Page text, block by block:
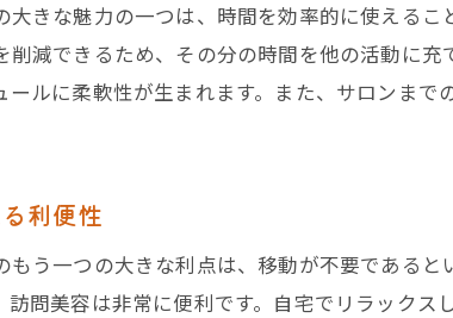
訪問美容
新しい美
大きな魅力の一つは、時間を効率的に使える
削減できるため、その分の時間を他の活動に
ールに柔軟性が生まれます。また、サロンま
利便性
もう一つの大きな利点は、移動が不要である
訪問美容は非常に便利です。自宅でリラック